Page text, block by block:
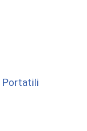
Portatili